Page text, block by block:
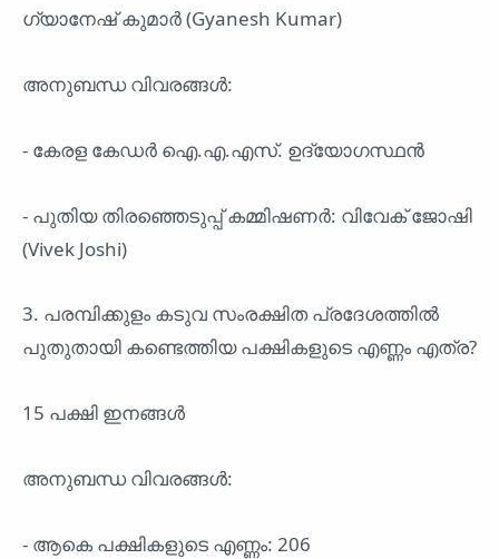
ഗ്യാനേഷ് കുമാർ (Gyanesh Kumar)
അനുബന്ധ വിവരങ്ങൾ:
- കേരള കേഡർ ഐ.എ.എസ്. ഉദ്യോഗസ്ഥൻ
- പുതിയ തിരഞ്ഞെടുപ്പ് കമ്മിഷണർ: വിവേക് ജോഷി
(Vivek Joshi)
3. പരമ്പിക്കുളം കടുവ സംരക്ഷിത പ്രദേശത്തിൽ
പുതുതായി കണ്ടെത്തിയ പക്ഷികളുടെ എണ്ണം എത്ര?
15 പക്ഷി ഇനങ്ങൾ
അനുബന്ധ വിവരങ്ങൾ:
- ആകെ പക്ഷികളുടെ എണ്ണം: 206